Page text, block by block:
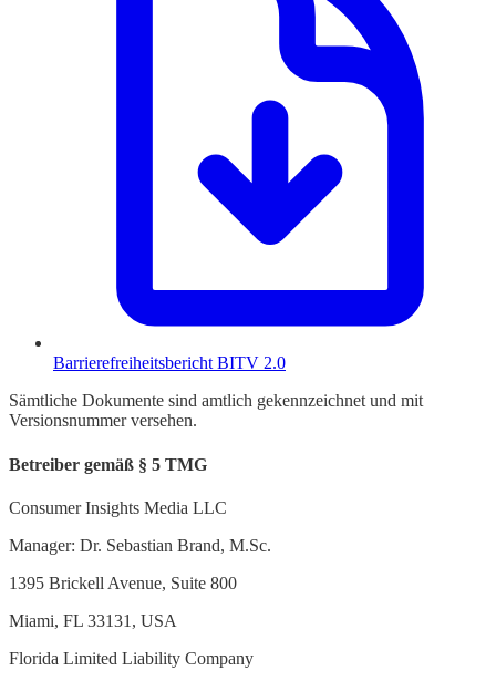
Barrierefreiheitsbericht BITV 2.0
Sämtliche Dokumente sind amtlich gekennzeichnet und mit
Versionsnummer versehen.
Betreiber gemäß § 5 TMG
Consumer Insights Media LLC
Manager: Dr. Sebastian Brand, M.Sc.
1395 Brickell Avenue, Suite 800
Miami, FL 33131, USA
Florida Limited Liability Company